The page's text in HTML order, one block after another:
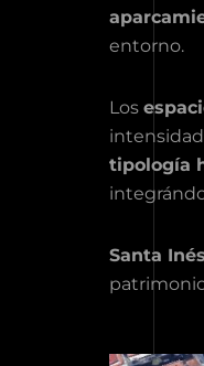
entorno.
Los
tipología
Santa Inés